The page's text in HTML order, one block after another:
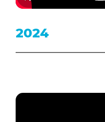
2024